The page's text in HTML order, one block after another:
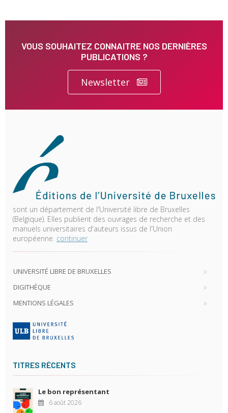
VOUS SOUHAITEZ CONNAITRE NOS DERNIÈRES
PUBLICATIONS ?
Newsletter
sont un département de l'Université libre de Bruxelles
(Belgique). Elles publient des ouvrages de recherche et des
manuels universitaires d'auteurs issus de l'Union
européenne. continuer
UNIVERSITÉ LIBRE DE BRUXELLES
DIGITHÈQUE
MENTIONS LÉGALES
TITRES RÉCENTS
Le bon représentant
6 août 2026